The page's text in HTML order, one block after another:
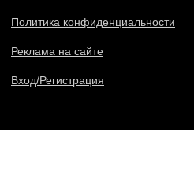
Политика конфиденциальности
Реклама на сайте
Вход/Регистрация